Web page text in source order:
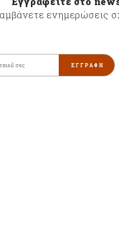
περιβαλλοντικής
διαχείρισης
διαχείρισης
της
υγείας
ενημερώσεις